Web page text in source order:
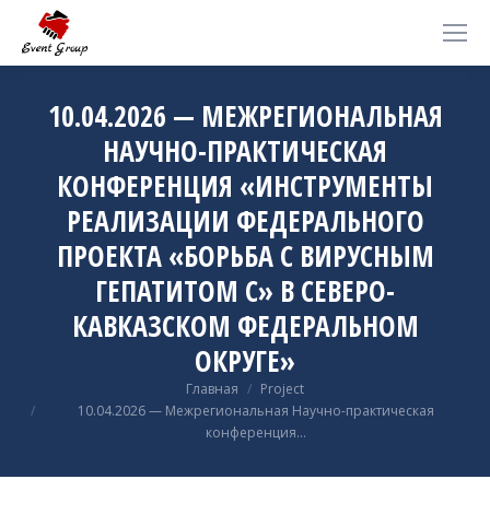
10.04.2026 — МЕЖРЕГИОНАЛЬНАЯ
НАУЧНО-ПРАКТИЧЕСКАЯ
КОНФЕРЕНЦИЯ «ИНСТРУМЕНТЫ
РЕАЛИЗАЦИИ ФЕДЕРАЛЬНОГО
ПРОЕКТА «БОРЬБА С ВИРУСНЫМ
ГЕПАТИТОМ С» В СЕВЕРО-
КАВКАЗСКОМ ФЕДЕРАЛЬНОМ
ОКРУГЕ»
Главная
Project
10.04.2026 — Межрегиональная Научно-практическая
конференция…